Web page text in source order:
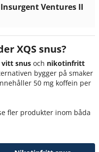
Insurgent Ventures II
XQS snus?
vitt snus och nikotinfritt
bygger på smaker
50 mg koffein per
fler produkter inom båda